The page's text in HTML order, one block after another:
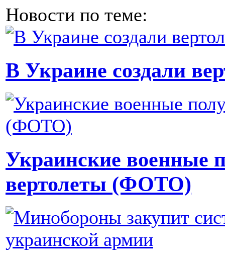
Новости по теме:
В Украине создали
Украинские военные
вертолеты (ФОТО)